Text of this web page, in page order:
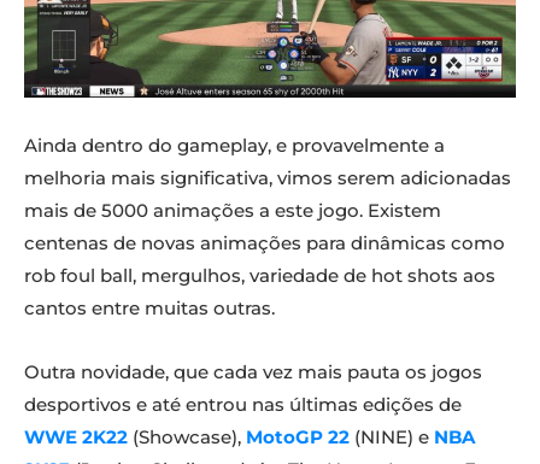
Ainda dentro do gameplay, e provavelmente a
melhoria mais significativa, vimos serem adicionadas
mais de 5000 animações a este jogo. Existem
centenas de novas animações para dinâmicas como
rob foul ball, mergulhos, variedade de hot shots aos
cantos entre muitas outras.
Outra novidade, que cada vez mais pauta os jogos
desportivos e até entrou nas últimas edições de
WWE 2K22 (Showcase), MotoGP 22 (NINE) e NBA